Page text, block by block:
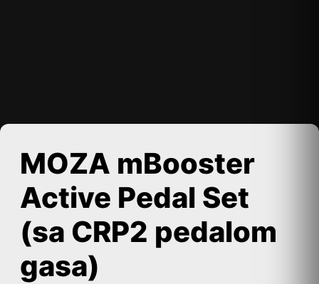
MOZA mBooster
Active Pedal Set
(sa CRP2 pedalom
gasa)